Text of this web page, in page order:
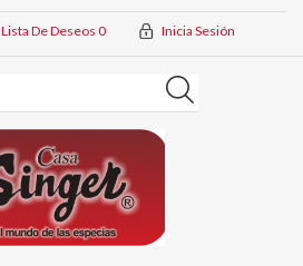
Lista De Deseos 0 Inicia Sesión